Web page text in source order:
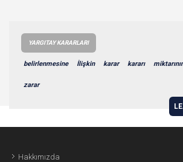
YARGITAY KARARLARI
belirlenmesine İlişkin karar kararı
zarar
Hakkımızda